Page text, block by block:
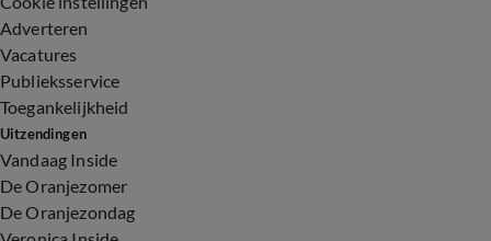
Adverteren
Vacatures
Publieksservice
Toegankelijkheid
Uitzendingen
Vandaag Inside
De Oranjezomer
De Oranjezondag